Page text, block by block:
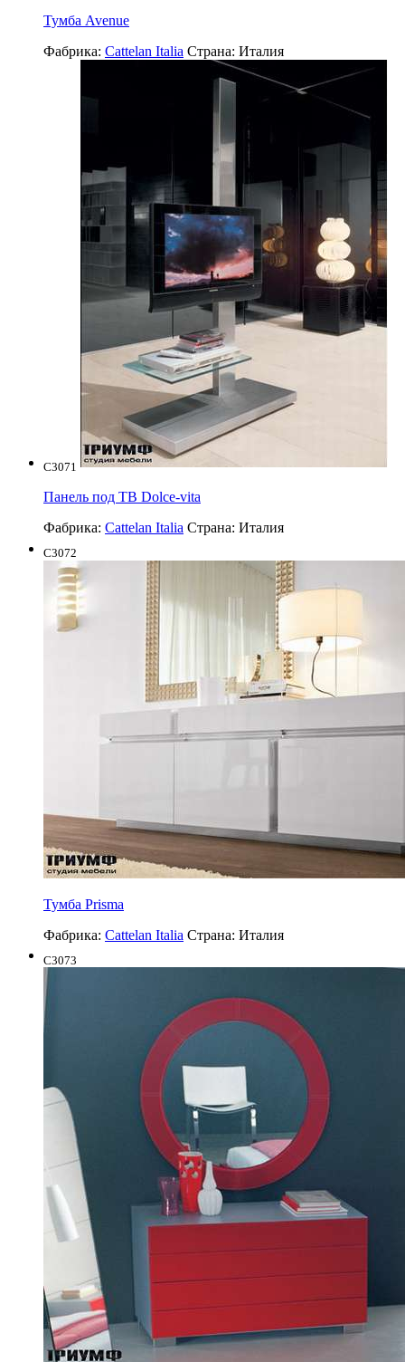
Тумба Avenue
Фабрика: Cattelan Italia Страна: Италия
C3071
Панель под ТВ Dolce-vita
Фабрика: Cattelan Italia Страна: Италия
C3072
Тумба Prisma
Фабрика: Cattelan Italia Страна: Италия
C3073